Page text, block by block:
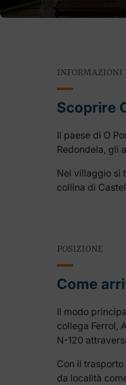
INFORMAZIONI
Scoprire
Il paese di O
Redondela, gli
Nel villaggio si
collina di
POSIZIONE
Come
Il modo
collega Ferrol,
N-120
Con il
da località